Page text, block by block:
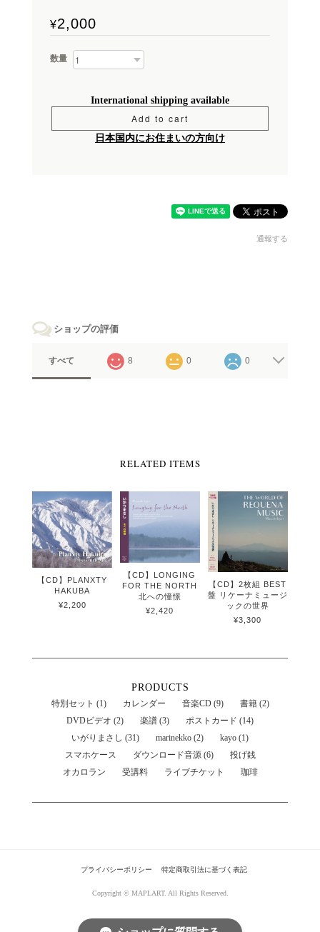
¥2,000
数量
International shipping available
Add to cart
日本国内にお住まいの方向け
通報する
ショップの評価
すべて 8 0 0
RELATED ITEMS
【CD】PLANXTY
HAKUBA
¥2,200
【CD】LONGING
FOR THE NORTH
北への憧憬
¥2,420
【CD】2枚組 BEST
盤 リケーナミュージ
ックの世界
¥3,300
PRODUCTS
特別セット (1) カレンダー 音楽CD (9)
書籍 (2)
DVDビデオ (2)
楽譜 (3)
ポストカード (14)
いがりまさし (31)
marinekko (2)
kayo (1)
スマホケース
ダウンロード音源 (6)
投げ銭
オカロラン
受講料 ライブチケット 珈琲
プライバシーポリシー 特定商取引法に基づく表記
Copyright © MAPLART. All Rights Reserved.